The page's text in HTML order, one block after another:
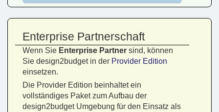
Enterprise Partnerschaft
Wenn Sie Enterprise Partner sind, können
Sie design2budget in der Provider Edition
einsetzen.
Die Provider Edition beinhaltet ein
vollständiges Paket zum Aufbau der
design2budget Umgebung für den Einsatz als